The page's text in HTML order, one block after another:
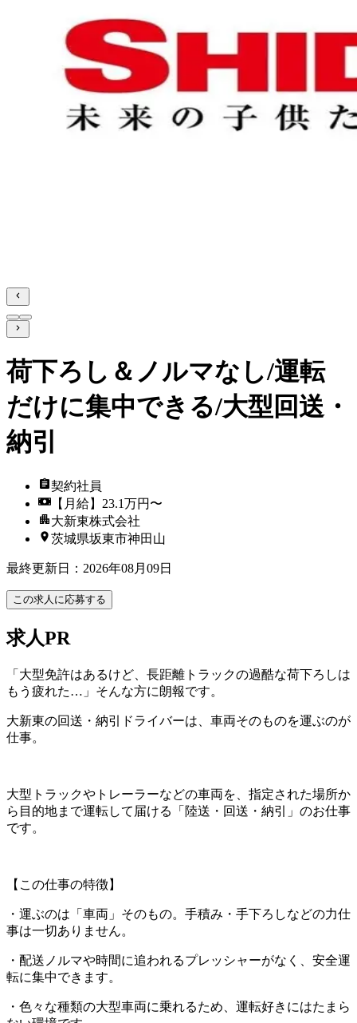
荷下ろし＆ノルマなし/運転
だけに集中できる/大型回送・
納引
契約社員
【月給】23.1万円〜
大新東株式会社
茨城県坂東市神田山
最終更新日 ： 2026年08月09日
この求人に応募する
求人PR
「大型免許はあるけど、長距離トラックの過酷な荷下ろしは
もう疲れた…」そんな方に朗報です。
大新東の回送・納引ドライバーは、車両そのものを運ぶのが
仕事。
大型トラックやトレーラーなどの車両を、指定された場所か
ら目的地まで運転して届ける「陸送・回送・納引」のお仕事
です。
【この仕事の特徴】
・運ぶのは「車両」そのもの。手積み・手下ろしなどの力仕
事は一切ありません。
・配送ノルマや時間に追われるプレッシャーがなく、安全運
転に集中できます。
・色々な種類の大型車両に乗れるため、運転好きにはたまら